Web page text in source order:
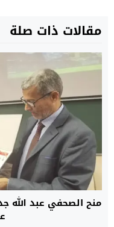
مقالات ذات صلة
منح الصحفي عبد الله